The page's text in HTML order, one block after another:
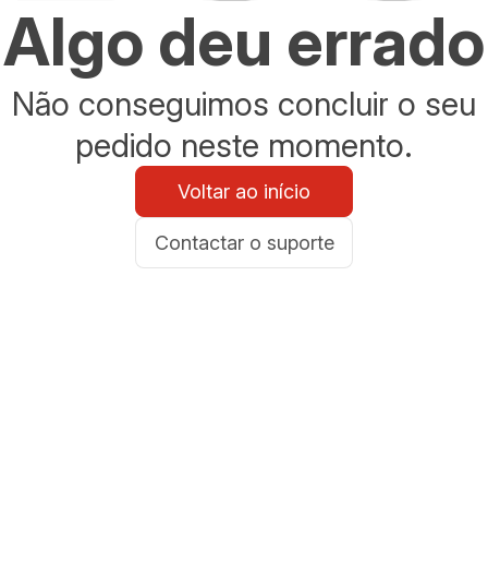
Algo deu errado
Não conseguimos concluir o seu
pedido neste momento.
Voltar ao início
Contactar o suporte